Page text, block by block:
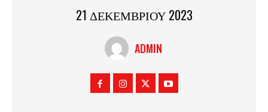
21 ΔΕΚΕΜΒΡΙΟΥ 2023
ADMIN